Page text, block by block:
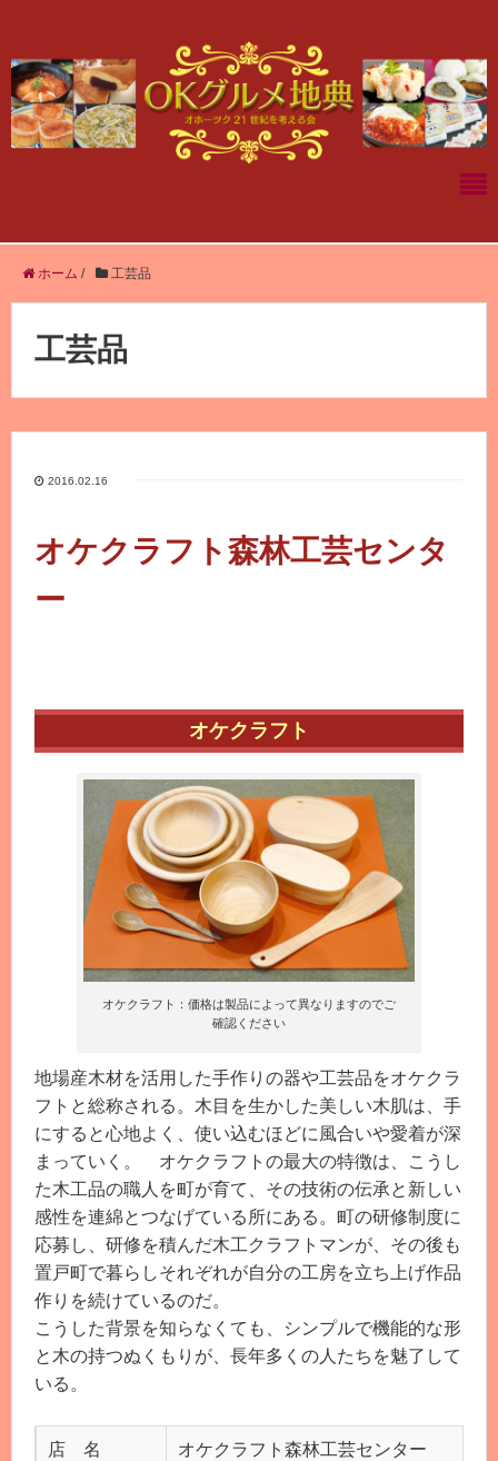
ホーム / 工芸品
工芸品
2016.02.16
オケクラフト森林工芸センタ
ー
オケクラフト
オケクラフト：価格は製品によって異なりますのでご
確認ください
地場産木材を活用した手作りの器や工芸品をオケクラ
フトと総称される。木目を生かした美しい木肌は、手
にすると心地よく、使い込むほどに風合いや愛着が深
まっていく。 オケクラフトの最大の特徴は、こうし
た木工品の職人を町が育て、その技術の伝承と新しい
感性を連綿とつなげている所にある。町の研修制度に
応募し、研修を積んだ木工クラフトマンが、その後も
置戸町で暮らしそれぞれが自分の工房を立ち上げ作品
作りを続けているのだ。
こうした背景を知らなくても、シンプルで機能的な形
と木の持つぬくもりが、長年多くの人たちを魅了して
いる。
店 名 オケクラフト森林工芸センター